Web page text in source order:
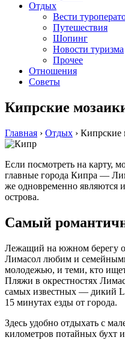
Отдых
Вести
Путешествия
Шопинг
Новости туризма
Прочее
Отношения
Советы
Кипрские
Главная › Отдых › Кипрские
Если посмотреть на карту,
главные города Кипра —
же одновременно являются
острова.
Самый
Лежащий на южном берегу
Лимасол любим и
молодежью, и теми, кто
Пляжи в окрестностях
самых известных — дикий
15 минутах езды от города.
Здесь удобно отдыхать с
километров потайных бухт